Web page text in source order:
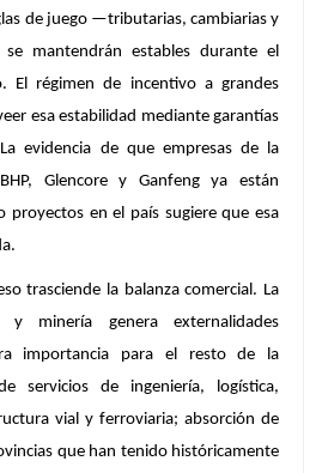
de juego —tributarias, cambiarias y
mantendrán estables durante el
El régimen de incentivo a grandes
esa estabilidad mediante garantías
evidencia de que empresas de la
Glencore y Ganfengya están
proyectos en el país sugiere que esa
trasciende la balanza comercial. La
y minería genera externalidades
importancia para el resto de la
servicios de ingeniería, logística,
vial y ferroviaria; absorción de
que han tenido históricamente